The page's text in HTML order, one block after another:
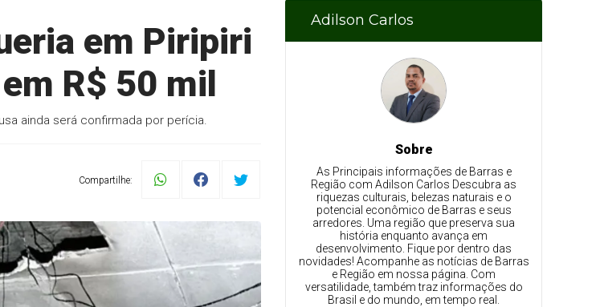
em Piripiri
R$ 50 mil
ainda será confirmada por perícia.
Compartilhe:
Adilson Carlos
Sobre
As Principais informações de Barras e
Região com Adilson Carlos Descubra as
riquezas culturais, belezas naturais e o
potencial econômico de Barras e seus
arredores. Uma região que preserva sua
história enquanto avança em
desenvolvimento. Fique por dentro das
novidades! Acompanhe as notícias de Barras
e Região em nossa página. Com
versatilidade, também traz informações do
Brasil e do mundo, em tempo real.